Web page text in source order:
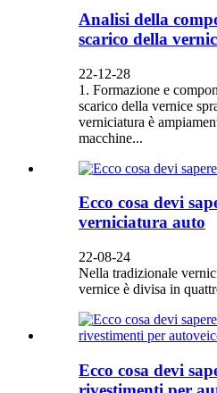
Analisi della
scarico della
22-12-28
1. Formazione e
scarico della vernice
verniciatura è
macchine...
Ecco cosa devi
verniciatura auto
22-08-24
Nella tradizionale
vernice è divisa in
Ecco cosa devi